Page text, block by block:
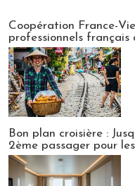
Coopération France-
professionnels français
Bon plan croisière :
2ème passager pour